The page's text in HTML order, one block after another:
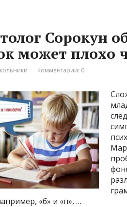
Сорокун
может плохо
Комментарии: 0
«б» и «п», …